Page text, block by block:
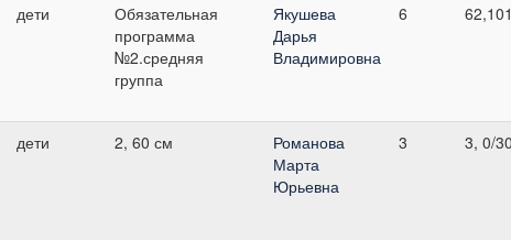
дети
Обязательная
программа
№2.средняя
группа
Якушева
Дарья
Владимировна
6
дети 2, 60 см
Романова
Марта
Юрьевна
3 3, 0/